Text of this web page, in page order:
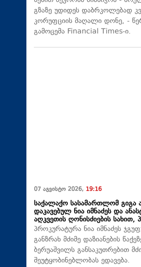
გზაზე უდიდეს დაბრკოლებად
კორუფციის მაღალი დონე, -
გამოცემა Financial Times-ი.
07 აგვისტო 2026, 19:16
საქალაქო სასამართლომ გიგა
დაკავებულ ნია იმნაძეს და
აღკვეთის ღონისძიების სახით,
პროკურატურა ნია იმნაძეს
განზრახ მძიმე დაზიანების
ბერუაშვილს განსაკუთრებით
შეუტყობინებლობას ედავება.